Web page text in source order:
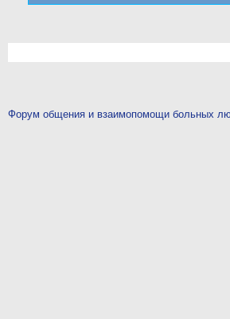
Форум общения и взаимопомощи больных